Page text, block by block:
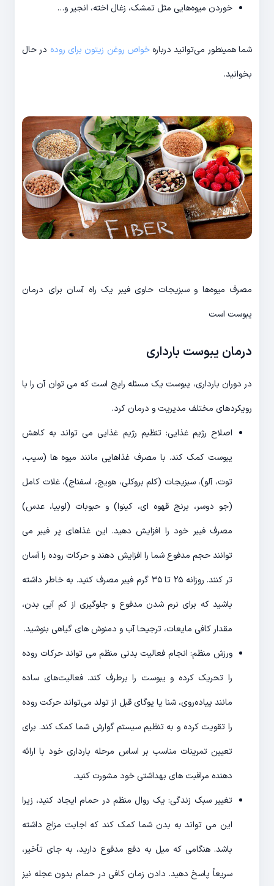
خوردن میوه‌هایی مثل تمشک، زغال اخته، انجیر و…
شما همینطور می‌توانید دربارهخواص روغن زیتون برای روده در حال
بخوانید.
مصرف میوه‌ها و سبزیجات حاوی فیبر یک راه آسان برای درمان
یبوست است
درمان یبوست بارداری
در دوران بارداری، یبوست یک مسئله رایج است که می توان آن را با
رویکردهای مختلف مدیریت و درمان کرد.
اصلاح رژیم غذایی: تنظیم رژیم غذایی می تواند به کاهش
یبوست کمک کند. با مصرف غذاهایی مانند میوه ها (سیب،
توت، آلو)، سبزیجات (کلم بروکلی، هویج، اسفناج)، غلات کامل
(جو دوسر، برنج قهوه ای، کینوا) و حبوبات (لوبیا، عدس)
مصرف فیبر خود را افزایش دهید. این غذاهای پر فیبر می
توانند حجم مدفوع شما را افزایش دهند و حرکات روده را آسان
تر کنند. روزانه ۲۵ تا ۳۵ گرم فیبر مصرف کنید. به خاطر داشته
باشید که برای نرم شدن مدفوع و جلوگیری از کم آبی بدن،
مقدار کافی مایعات، ترجیحا آب و دمنوش های گیاهی بنوشید.
ورزش منظم: انجام فعالیت بدنی منظم می تواند حرکات روده
را تحریک کرده و یبوست را برطرف کند. فعالیت‌های ساده
مانند پیاده‌روی، شنا یا یوگای قبل از تولد می‌تواند حرکت روده
را تقویت کرده و به تنظیم سیستم گوارش شما کمک کند. برای
تعیین تمرینات مناسب بر اساس مرحله بارداری خود با ارائه
دهنده مراقبت های بهداشتی خود مشورت کنید.
تغییر سبک زندگی: یک روال منظم در حمام ایجاد کنید، زیرا
این می تواند به بدن شما کمک کند که اجابت مزاج داشته
باشد. هنگامی که میل به دفع مدفوع دارید، به جای تأخیر،
سریعاً پاسخ دهید. دادن زمان کافی در حمام بدون عجله نیز